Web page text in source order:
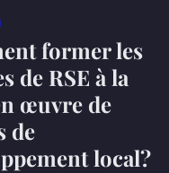
former les
de RSE à la
œuvre de
de
local?